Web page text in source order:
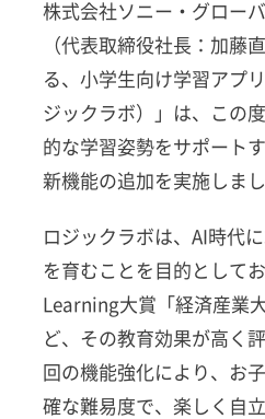
株式会社ソニー・グロー
（代表取締役社長：加藤
る、小学生向け学習アプ
ジックラボ）」は、この
的な学習姿勢をサポート
新機能の追加を実施しまし
ロジックラボは、AI時代
を育むことを目的として
Learning大賞「経済産業
ど、その教育効果が高く
回の機能強化により、お
確な難易度で、楽しく自